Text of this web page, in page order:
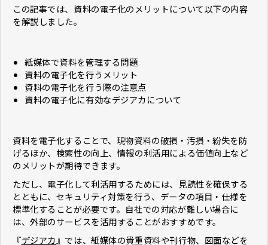
この記事では、資料の電子化のメリットについて以下の内容
を解説しました。
紙媒体で資料を管理する問題
資料の電子化を行うメリット
資料の電子化を行う際の注意点
資料の電子化に有効なデジアカについて
資料を電子化することで、現物資料の破損・汚損・紛失を防
げるほか、検索性の向上、情報の利活用による価値向上など
のメリットが期待できます。
ただし、電子化して利活用するためには、見読性を確保する
とともに、セキュリティ対策を行う、データの項目・仕様を
標準化することが必要です。自社での対応が難しい場合に
は、外部のサービスを活用することがおすすめです。
『デジアカ』では、紙媒体の貴重資料や刊行物、図面などを